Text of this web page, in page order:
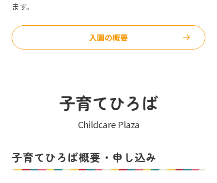
ます。
入園の概要
子育てひろば
Childcare Plaza
子育てひろば概要・申し込み